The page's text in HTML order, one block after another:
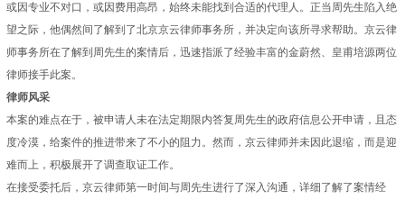
或因专业不对口，或因费用高昂，始终未能找到合适的代理人。正当周先生陷入绝
望之际，他偶然间了解到了北京京云律师事务所，并决定向该所寻求帮助。京云律
师事务所在了解到周先生的案情后，迅速指派了经验丰富的金蔚然、皇甫培源两位
律师接手此案。
律师风采
本案的难点在于，被申请人未在法定期限内答复周先生的政府信息公开申请，且态
度冷漠，给案件的推进带来了不小的阻力。然而，京云律师并未因此退缩，而是迎
难而上，积极展开了调查取证工作。
在接受委托后，京云律师第一时间与周先生进行了深入沟通，详细了解了案情经